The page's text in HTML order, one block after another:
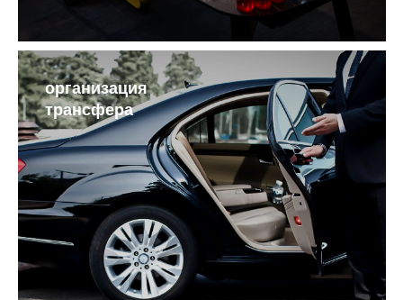
организация
трансфера